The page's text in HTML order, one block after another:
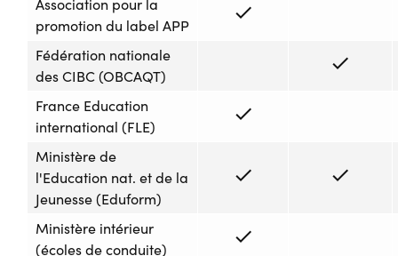
Association pour la
promotion du label APP
check
Fédération nationale
des CIBC (OBCAQT)
check
France Education
international (FLE)
check
Ministère de
l'Education nat. et de la
Jeunesse (Eduform)
check check
Ministère intérieur
(écoles de conduite)
check